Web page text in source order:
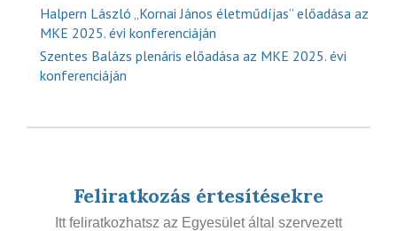
Halpern László „Kornai János életműdíjas” előadása az
MKE 2025. évi konferenciáján
Szentes Balázs plenáris előadása az MKE 2025. évi
konferenciáján
Feliratkozás értesítésekre
Itt feliratkozhatsz az Egyesület által szervezett